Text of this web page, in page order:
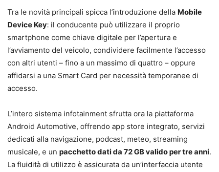
Tra le novità principali spicca l’introduzione della Mobile
Device Key: il conducente può utilizzare il proprio
smartphone come chiave digitale per l’apertura e
l’avviamento del veicolo, condividere facilmente l’accesso
con altri utenti – fino a un massimo di quattro – oppure
affidarsi a una Smart Card per necessità temporanee di
accesso.
L’intero sistema infotainment sfrutta ora la piattaforma
Android Automotive, offrendo app store integrato, servizi
dedicati alla navigazione, podcast, meteo, streaming
musicale, e un pacchetto dati da 72 GB valido per tre anni.
La fluidità di utilizzo è assicurata da un’interfaccia utente